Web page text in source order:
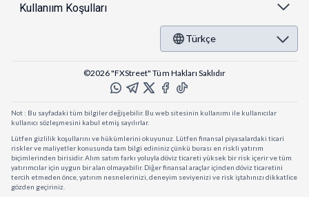
Kullanıım Koşulları
Türkçe
©2026 "FXStreet" Tüm Hakları Saklıdır
Not : Bu sayfadaki tüm bilgiler değişebilir. Bu web sitesinin kullanımı ile kullanıcılar
kullanıcı sözleşmesini kabul etmiş sayılırlar.
Lütfen gizlilik koşullarını ve hükümlerini okuyunuz. Lütfen finansal piyasalardaki ticari
riskler ve maliyetler konusunda tam bilgi edininiz çünkü burası en riskli yatırım
biçimlerinden birisidir. Alım satım farkı yoluyla döviz ticareti yüksek bir risk içerir ve tüm
yatırımcılar için uygun bir alan olmayabilir. Diğer finansal araçlar içinden döviz ticaretini
tercih etmeden önce, yatırım nesnelerinizi, deneyim seviyenizi ve risk iştahınızı dikkatlice
gözden geçiriniz.